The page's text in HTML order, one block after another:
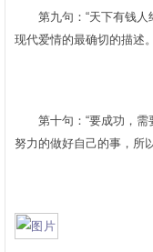
第九句：“天下有钱人终
现代爱情的最确切的描述。­
第十句：“要成功，需
努力的做好自己的事，所